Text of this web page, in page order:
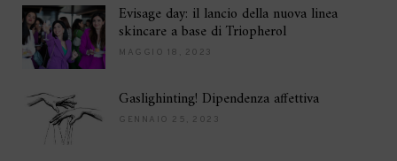
Evisage day: il lancio della nuova linea
skincare a base di Triopherol
MAGGIO 18, 2023
Gaslighinting! Dipendenza affettiva
GENNAIO 25, 2023